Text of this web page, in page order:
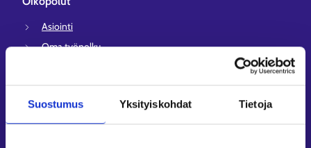
Suostumus Yksityiskohdat Tietoja
Asiointi
Oma työpolku
Avoimet työpaikat
Tietoa muilla kielillä